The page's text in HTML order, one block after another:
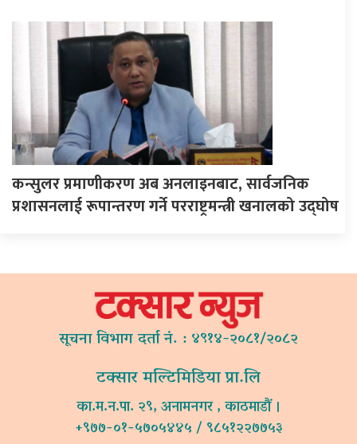
कन्सुलर प्रमाणीकरण अब अनलाइनबाट, सार्वजनिक
प्रशासनलाई रूपान्तरण गर्ने परराष्ट्रमन्त्री खनालको उद्घोष
सूचना विभाग दर्ता नं. : ४९१४-२०८१/२०८२
टक्सार मल्टिमिडिया प्रा.लि
का.म.न.पा. २९, अनामनगर , काठमाडौं ।
+९७७-०१-५७०५४४५ / ९८५१२२७७५३